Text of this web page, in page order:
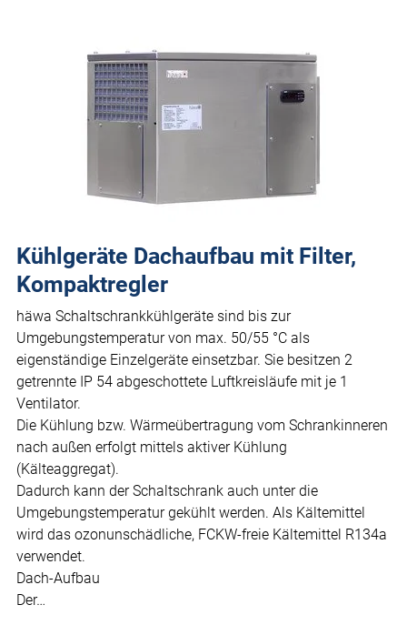
Kühlgeräte Dachaufbau mit Filter,
Kompaktregler
häwa Schaltschrankkühlgeräte sind bis zur
Umgebungstemperatur von max. 50/55 °C als
eigenständige Einzelgeräte einsetzbar. Sie besitzen 2
getrennte IP 54 abgeschottete Luftkreisläufe mit je 1
Ventilator.
Die Kühlung bzw. Wärmeübertragung vom Schrankinneren
nach außen erfolgt mittels aktiver Kühlung
(Kälteaggregat).
Dadurch kann der Schaltschrank auch unter die
Umgebungstemperatur gekühlt werden. Als Kältemittel
wird das ozonunschädliche, FCKW-freie Kältemittel R134a
verwendet.
Dach-Aufbau
Der…